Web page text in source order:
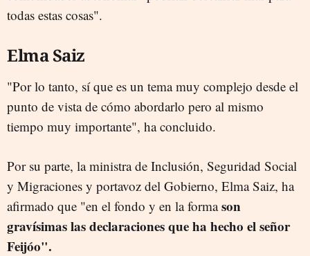
todas estas cosas".
Elma Saiz
"Por lo tanto, sí que es un tema muy complejo desde el
punto de vista de cómo abordarlo pero al mismo
tiempo muy importante", ha concluido.
Por su parte, la ministra de Inclusión, Seguridad Social
y Migraciones y portavoz del Gobierno, Elma Saiz, ha
afirmado que "en el fondo y en la formason
gravísimas las declaraciones que ha hecho el señor
Feijóo".